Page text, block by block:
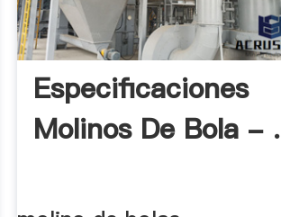
Especificaciones
Molinos De Bola - .